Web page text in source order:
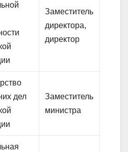
Заместитель
директора,
директор
дел
Заместитель
министра